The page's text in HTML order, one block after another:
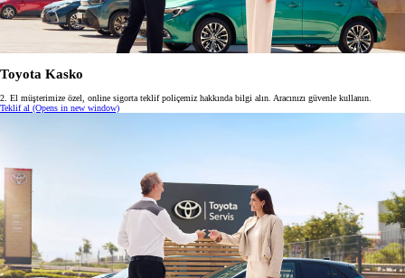
Toyota Kasko
2. El müşterimize özel, online sigorta teklif poliçemiz hakkında bilgi alın. Aracınızı güvenle kullanın.
Teklif al (Opens in new window)